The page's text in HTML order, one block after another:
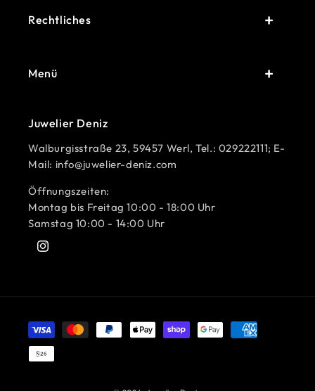
Rechtliches
Menü
Juwelier Deniz
Walburgisstraße 23, 59457 Werl, Tel.: 029222111; E-
Mail: info@juwelier-deniz.com
Öffnungszeiten:
Montag bis Freitag 10:00 - 18:00 Uhr
Samstag 10:00 - 14:00 Uhr
Instagram